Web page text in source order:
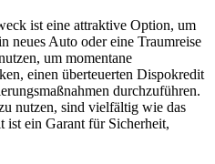
ist eine attraktive Option, um
neues Auto oder eine Traumreise
um momentane
einen überteuerten Dispokredit
durchzuführen.
nutzen, sind vielfältig wie das
ist ein Garant für Sicherheit,